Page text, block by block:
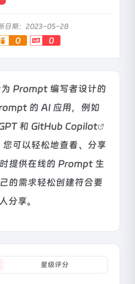
日期：2023-05-28
0 0
Prompt 编写者设计的
的 AI 应用，例如
和 GitHub Copilot
可以轻松地查看、分享
提供在线的 Prompt 生
的需求轻松创建符合要
分享。
星级评分